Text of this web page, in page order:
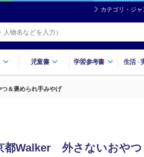
カテゴリ・ジ
児童書 学習参考書 生活・
＆褒められ手みやげ
都Walker 外さないおやつ